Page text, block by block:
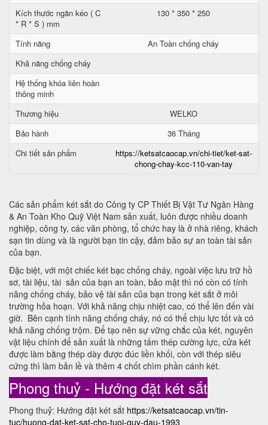
Kích thước ngăn kéo ( C
* R * S ) mm
130 * 350 * 250
Tính năng
An Toàn chống cháy
Khả năng chống cháy
Hệ thống khóa liên hoàn
thông minh
Thương hiệu
WELKO
Bảo hành
36 Tháng
Chi tiết sản phẩm
https://ketsatcaocap.vn/chi-tiet/ket-sat-
chong-chay-kcc-110-van-tay
Các sản phẩm két sắt do Công ty CP Thiết Bị Vật Tư Ngân Hàng
& An Toàn Kho Quỹ Việt Nam sản xuất, luôn được nhiều doanh
nghiệp, công ty, các văn phòng, tổ chức hay là ở nhà riêng, khách
sạn tin dùng và là người bạn tin cậy, đảm bảo sự an toàn tài sản
của bạn.
Đặc biệt, với một chiếc két bạc chống cháy, ngoài việc lưu trữ hồ
sơ, tài liệu, tài sản của bạn an toàn, bảo mật thì nó còn có tính
năng chống cháy, bảo vệ tài sản của bạn trong két sắt ở môi
trường hỏa hoạn. Với khả năng chịu nhiệt cao, có thể lên đến vài
giờ. Bên cạnh tính năng chống cháy, nó có thể chịu lực tốt và có
khả năng chống trộm. Để tạo nên sự vững chắc của két, nguyên
vật liệu chính để sản xuất là những tấm thép cường lực, cửa két
được làm bằng thép dày được đúc liền khối, còn với thép siêu
cứng thì làm bản lề và thêm 4 chốt chìm phần cánh két.
Phong thuỷ - Hướng đặt két sắt
Phong thuỷ: Hướng đặt két sắt https://ketsatcaocap.vn/tin-
tuc/huong-dat-ket-sat-cho-tuoi-quy-dau-1993